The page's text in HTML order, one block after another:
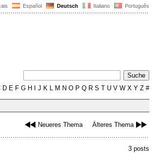
Español Deutsch Italiano Português
D E F G H J K L M N O P Q R S T U V W X Y Z #
Neueres Thema Älteres Thema
3 posts